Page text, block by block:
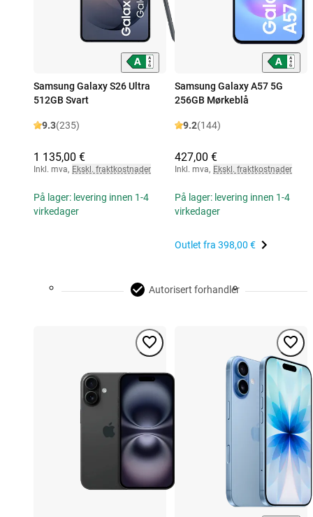
Samsung Galaxy S26 Ultra
512GB Svart
9.3(235)
1 135,00 €
Inkl. mva, Ekskl. fraktkostnader
På lager: levering innen 1-4
virkedager
Samsung Galaxy A57 5G
256GB Mørkeblå
9.2(144)
427,00 €
Inkl. mva, Ekskl. fraktkostnader
På lager: levering innen 1-4
virkedager
Outlet fra 398,00 €
Autorisert forhandler